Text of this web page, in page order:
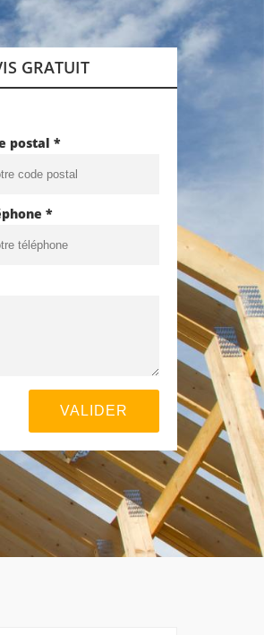
GRATUIT
postal *
*